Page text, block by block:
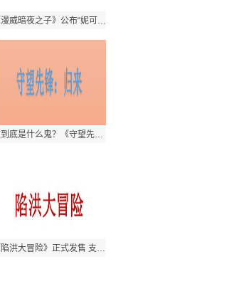
《漫威暗夜之子》公布“妮可·米诺鲁”英雄预告 将于12月2日登陆
这到底是什么鬼？《守望先锋：归来》堡垒拥有了恐怖火力
《陷洪大冒险》正式发售 支持中文